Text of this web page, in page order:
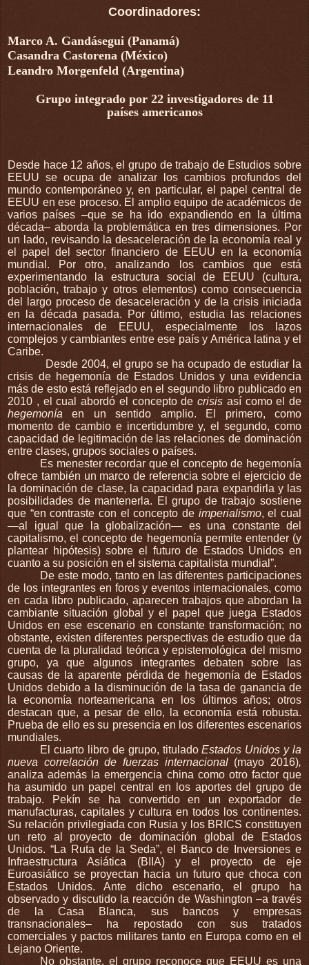
Coordinadores:
Marco A. Gandásegui (Panamá)
Casandra Castorena (México)
Leandro Morgenfeld (Argentina)
Grupo integrado por 22 investigadores de 11
países americanos
Desde hace 12 años, el grupo de trabajo de Estudios sobre
EEUU se ocupa de analizar los cambios profundos del
mundo contemporáneo y, en particular, el papel central de
EEUU en ese proceso. El amplio equipo de académicos de
varios países –que se ha ido expandiendo en la última
década– aborda la problemática en tres dimensiones. Por
un lado, revisando la desaceleración de la economía real y
el papel del sector financiero de EEUU en la economía
mundial. Por otro, analizando los cambios que está
experimentando la estructura social de EEUU (cultura,
población, trabajo y otros elementos) como consecuencia
del largo proceso de desaceleración y de la crisis iniciada
en la década pasada. Por último, estudia las relaciones
internacionales de EEUU, especialmente los lazos
complejos y cambiantes entre ese país y América latina y el
Caribe.
Desde 2004, el grupo se ha ocupado de estudiar la
crisis de hegemonía de Estados Unidos y una evidencia
más de esto está reflejado en el segundo libro publicado en
2010 , el cual abordó el concepto de crisis así como el de
hegemonía en un sentido amplio. El primero, como
momento de cambio e incertidumbre y, el segundo, como
capacidad de legitimación de las relaciones de dominación
entre clases, grupos sociales o países.
Es menester recordar que el concepto de hegemonía
ofrece también un marco de referencia sobre el ejercicio de
la dominación de clase, la capacidad para expandirla y las
posibilidades de mantenerla. El grupo de trabajo sostiene
que “en contraste con el concepto de imperialismo, el cual
—al igual que la globalización— es una constante del
capitalismo, el concepto de hegemonía permite entender (y
plantear hipótesis) sobre el futuro de Estados Unidos en
cuanto a su posición en el sistema capitalista mundial”.
De este modo, tanto en las diferentes participaciones
de los integrantes en foros y eventos internacionales, como
en cada libro publicado, aparecen trabajos que abordan la
cambiante situación global y el papel que juega Estados
Unidos en ese escenario en constante transformación; no
obstante, existen diferentes perspectivas de estudio que da
cuenta de la pluralidad teórica y epistemológica del mismo
grupo, ya que algunos integrantes debaten sobre las
causas de la aparente pérdida de hegemonía de Estados
Unidos debido a la disminución de la tasa de ganancia de
la economía norteamericana en los últimos años; otros
destacan que, a pesar de ello, la economía está robusta.
Prueba de ello es su presencia en los diferentes escenarios
mundiales.
El cuarto libro de grupo, tituladoEstados Unidos y la
nueva correlación de fuerzas internacional(mayo 2016),
analiza además la emergencia china como otro factor que
ha asumido un papel central en los aportes del grupo de
trabajo. Pekín se ha convertido en un exportador de
manufacturas, capitales y cultura en todos los continentes.
Su relación privilegiada con Rusia y los BRICS constituyen
un reto al proyecto de dominación global de Estados
Unidos. “La Ruta de la Seda”, el Banco de Inversiones e
Infraestructura Asiática (BIIA) y el proyecto de eje
Euroasiático se proyectan hacia un futuro que choca con
Estados Unidos. Ante dicho escenario, el grupo ha
observado y discutido la reacción de Washington –a través
de la Casa Blanca, sus bancos y empresas
transnacionales– ha repostado con sus tratados
comerciales y pactos militares tanto en Europa como en el
Lejano Oriente.
No obstante, el grupo reconoce que EEUU es una